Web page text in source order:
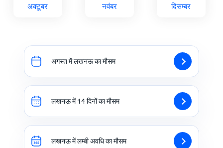
अक्टूबर नवंबर दिसम्बर
अगस्त में लखनऊ का मौसम
लखनऊ में 14 दिनों का मौसम
लखनऊ में लम्बी अवधि का मौसम